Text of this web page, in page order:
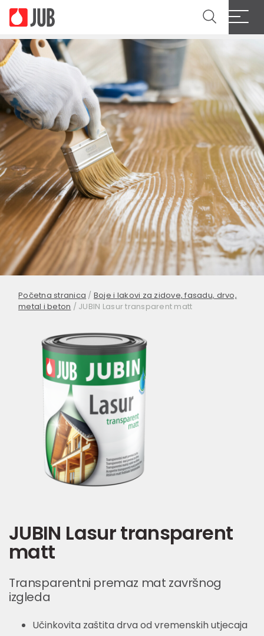
Početna stranica / Boje i lakovi za zidove, fasadu, drvo,
metal i beton / JUBIN Lasur transparent matt
JUBIN Lasur transparent
matt
Transparentni premaz mat završnog
izgleda
Učinkovita zaštita drva od vremenskih utjecaja